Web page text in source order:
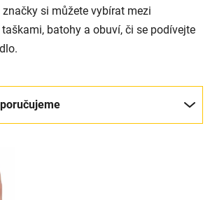
si můžete vybírat mezi
batohy a obuví, či se podívejte